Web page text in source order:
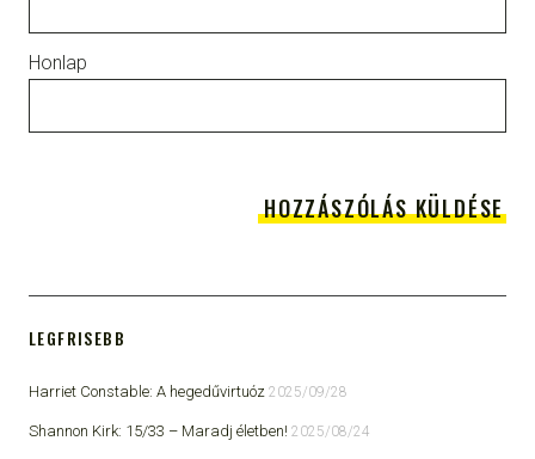
Honlap
LEGFRISEBB
Harriet Constable: A hegedűvirtuóz 2025/09/28
Shannon Kirk: 15/33 ​– Maradj életben! 2025/08/24